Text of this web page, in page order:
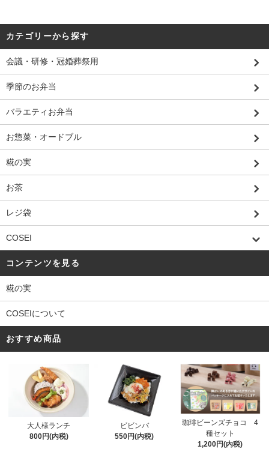
カテゴリーから探す
会議・研修・冠婚葬祭用
季節のお弁当
バラエティお弁当
お惣菜・オードブル
糀の実
お茶
レジ袋
COSEI
コンテンツを見る
糀の実
COSEIについて
おすすめ商品
大人様ランチ
800円(内税)
ビビンバ
550円(内税)
珈琲ビーンズチョコ 4
種セット
1,200円(内税)